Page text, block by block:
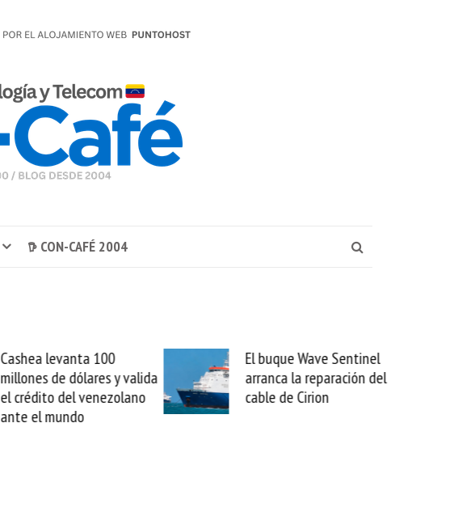
𖠚 CON-CAFÉ 2004
El buque Wave Sentinel
arranca la reparación del
cable de Cirion
Uber se lleva PedidosYa y
sabemos todo lo que puede
mejorar tecnológicamente